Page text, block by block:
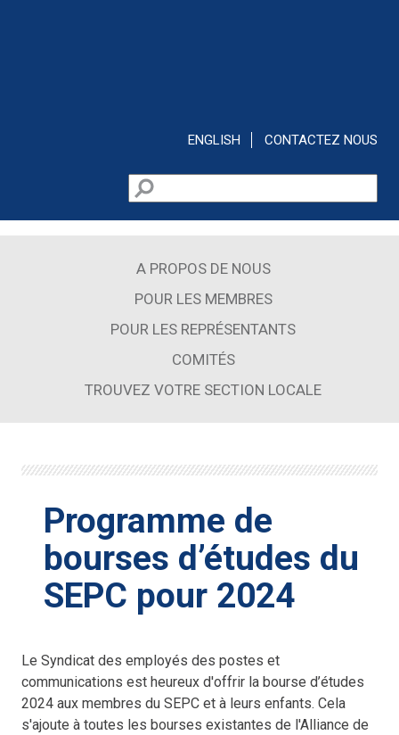
ENGLISH CONTACTEZ NOUS
Formulaire de recherche
Rechercher
A PROPOS DE NOUS
POUR LES MEMBRES
POUR LES REPRÉSENTANTS
COMITÉS
TROUVEZ VOTRE SECTION LOCALE
Programme de
bourses d’études du
SEPC pour 2024
Le Syndicat des employés des postes et
communications est heureux d'offrir la bourse d’études
2024 aux membres du SEPC et à leurs enfants. Cela
s'ajoute à toutes les bourses existantes de l'Alliance de